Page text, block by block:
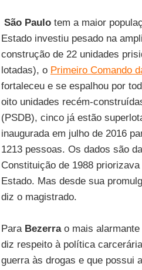
São Paulotem a maior
Estado investiu pesado na
construção de 22 unidades
lotadas), o Primeiro Comando
fortaleceu e se espalhou por
oito unidades recém-
(PSDB), cinco já estão
inaugurada em julho de 2016
1213 pessoas. Os dados são
Constituição de 1988
Estado. Mas desde sua
diz o magistrado.
Para Bezerrao mais alarmante
diz respeito à política
guerra às drogas e que possui